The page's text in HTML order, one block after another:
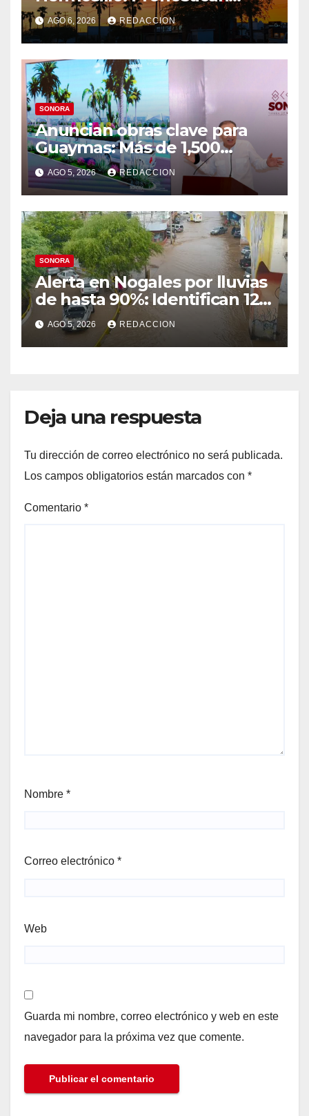
semana lluviosa y
temperaturas de hasta 34°C
AGO 6, 2026 REDACCION
SONORA
Anuncian obras clave para
Guaymas: Más de 1,500
viviendas, modernización del
malecón y nuevo hospital del
IMSS
AGO 5, 2026 REDACCION
SONORA
Alerta en Nogales por lluvias
de hasta 90%: Identifican 12
vialidades con alto riesgo de
arroyos e inundaciones
AGO 5, 2026 REDACCION
Deja una respuesta
Tu dirección de correo electrónico no será publicada.
Los campos obligatorios están marcados con *
Comentario *
Nombre *
Correo electrónico *
Web
Guarda mi nombre, correo electrónico y web en este
navegador para la próxima vez que comente.